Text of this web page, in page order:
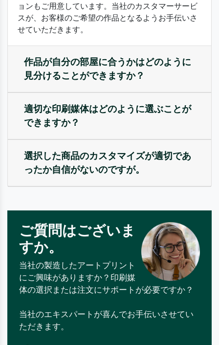
ョンもご用意しています。当社のカスタマーサービ
スが、お客様のご希望の作品となるようお手伝いさ
せていただきます。
作品が自分の部屋に合うかはどのように
見分けることができますか？
適切な印刷媒体はどのように選ぶことが
できますか？
選択した商品のカスタマイズが適切であ
ったか自信がないのですが。
ご質問はございま
すか。
当社の製造したアートプリント
にご興味がありますか？印刷媒
体の選択または注文にサポートが必要ですか？
当社のエキスパートが喜んでお手伝いさせてい
ただきます。